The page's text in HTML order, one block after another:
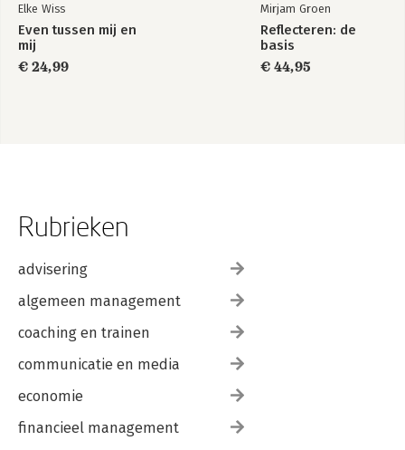
Elke Wiss
Even tussen mij en
mij
€ 24,99
Mirjam Groen
Reflecteren: de
basis
€ 44,95
Rubrieken
advisering
algemeen management
coaching en trainen
communicatie en media
economie
financieel management